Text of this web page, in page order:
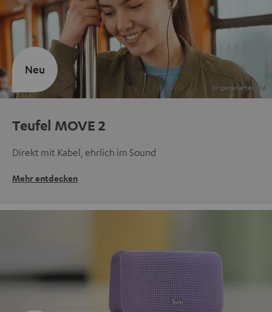
Teufel MOVE 2
Direkt mit Kabel, ehrlich im Sound
Mehr entdecken
Neu